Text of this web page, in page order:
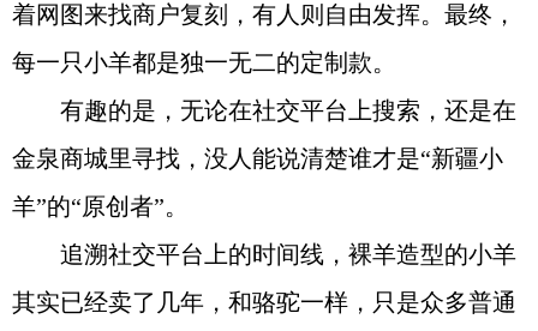
着网图来找商户复刻，有人则自由发挥。最终，
每一只小羊都是独一无二的定制款。
有趣的是，无论在社交平台上搜索，还是在
金泉商城里寻找，没人能说清楚谁才是“新疆小
羊”的“原创者”。
追溯社交平台上的时间线，裸羊造型的小羊
其实已经卖了几年，和骆驼一样，只是众多普通